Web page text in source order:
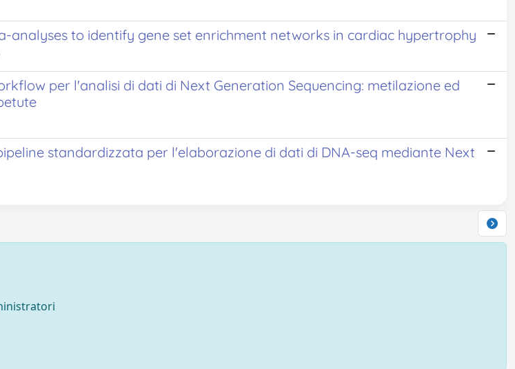
analyses to identify gene set enrichment networks in cardiac hypertrophy
per l'analisi di dati di Next Generation Sequencing: metilazione ed
standardizzata per l'elaborazione di dati di DNA-seq mediante Next